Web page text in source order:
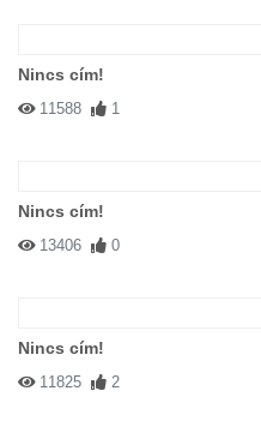
Nincs cím!
11588 1
Nincs cím!
13406 0
Nincs cím!
11825 2